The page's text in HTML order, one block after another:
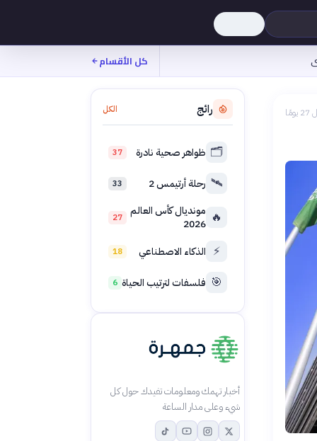
كل الأقسام
رائج الكل
🗂️ ظواهر صحية نادرة 37
🛰️ رحلة أرتيمس 2 33
🔥 مونديال كأس العالم
2026
27
⚡ الذكاء الاصطناعي 18
🎯 فلسفات لترتيب الحياة 6
أخبار تهمك ومعلومات تفيدك حول كل
شيء وعلى مدار الساعة